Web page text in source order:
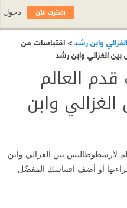
وابن رشد> اقتباسات من
الغزالي وابن رشد
العالم
وابن
لأرسطوطاليس بين الغزالي وابن
أو أضف اقتباسك المفضّل
اشترك الآن دخول